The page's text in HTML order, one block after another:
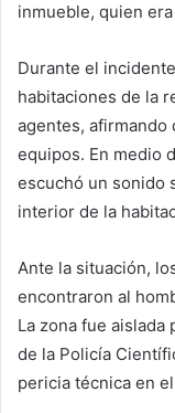
inmueble, quien
Durante el
habitaciones de la
agentes, afirmando
equipos. En medio
escuchó un sonido
interior de la
Ante la situación,
encontraron al
La zona fue aislada
de la Policía
pericia técnica en